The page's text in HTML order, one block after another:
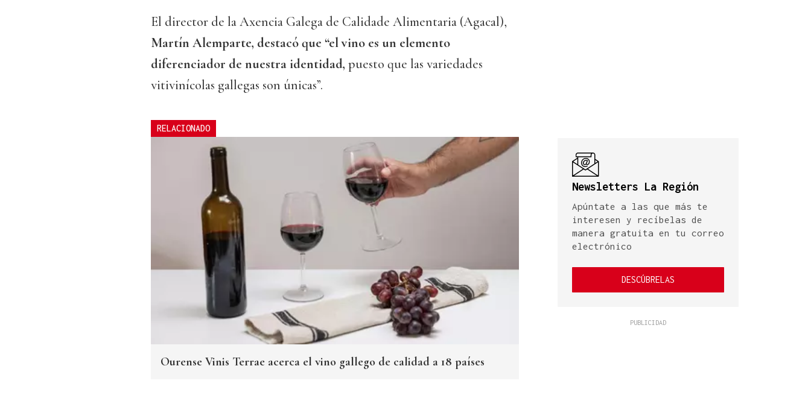
El director de la Axencia Galega de Calidade Alimentaria (Agacal),
Martín Alemparte, destacó que “el vino es un elemento
diferenciador de nuestra identidad, puesto que las variedades
vitivinícolas gallegas son únicas”.
RELACIONADO
Ourense Vinis Terrae acerca el vino gallego de calidad a 18 países
Newsletters La Región
Apúntate a las que más te
interesen y recíbelas de
manera gratuita en tu correo
electrónico
DESCÚBRELAS